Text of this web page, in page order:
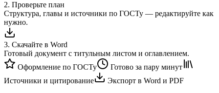
2. Проверьте план
Структура, главы и источники по ГОСТу — редактируйте как
нужно.
3. Скачайте в Word
Готовый документ с титульным листом и оглавлением.
Оформление по ГОСТу
Готово за пару минут
Источники и цитирование
Экспорт в Word и PDF